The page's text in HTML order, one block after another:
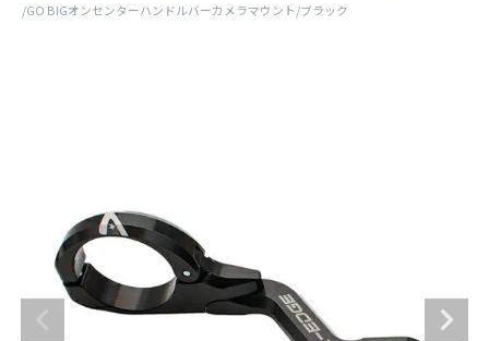
/GO BIGオンセンターハンドルバーカメラマウント/ブラック